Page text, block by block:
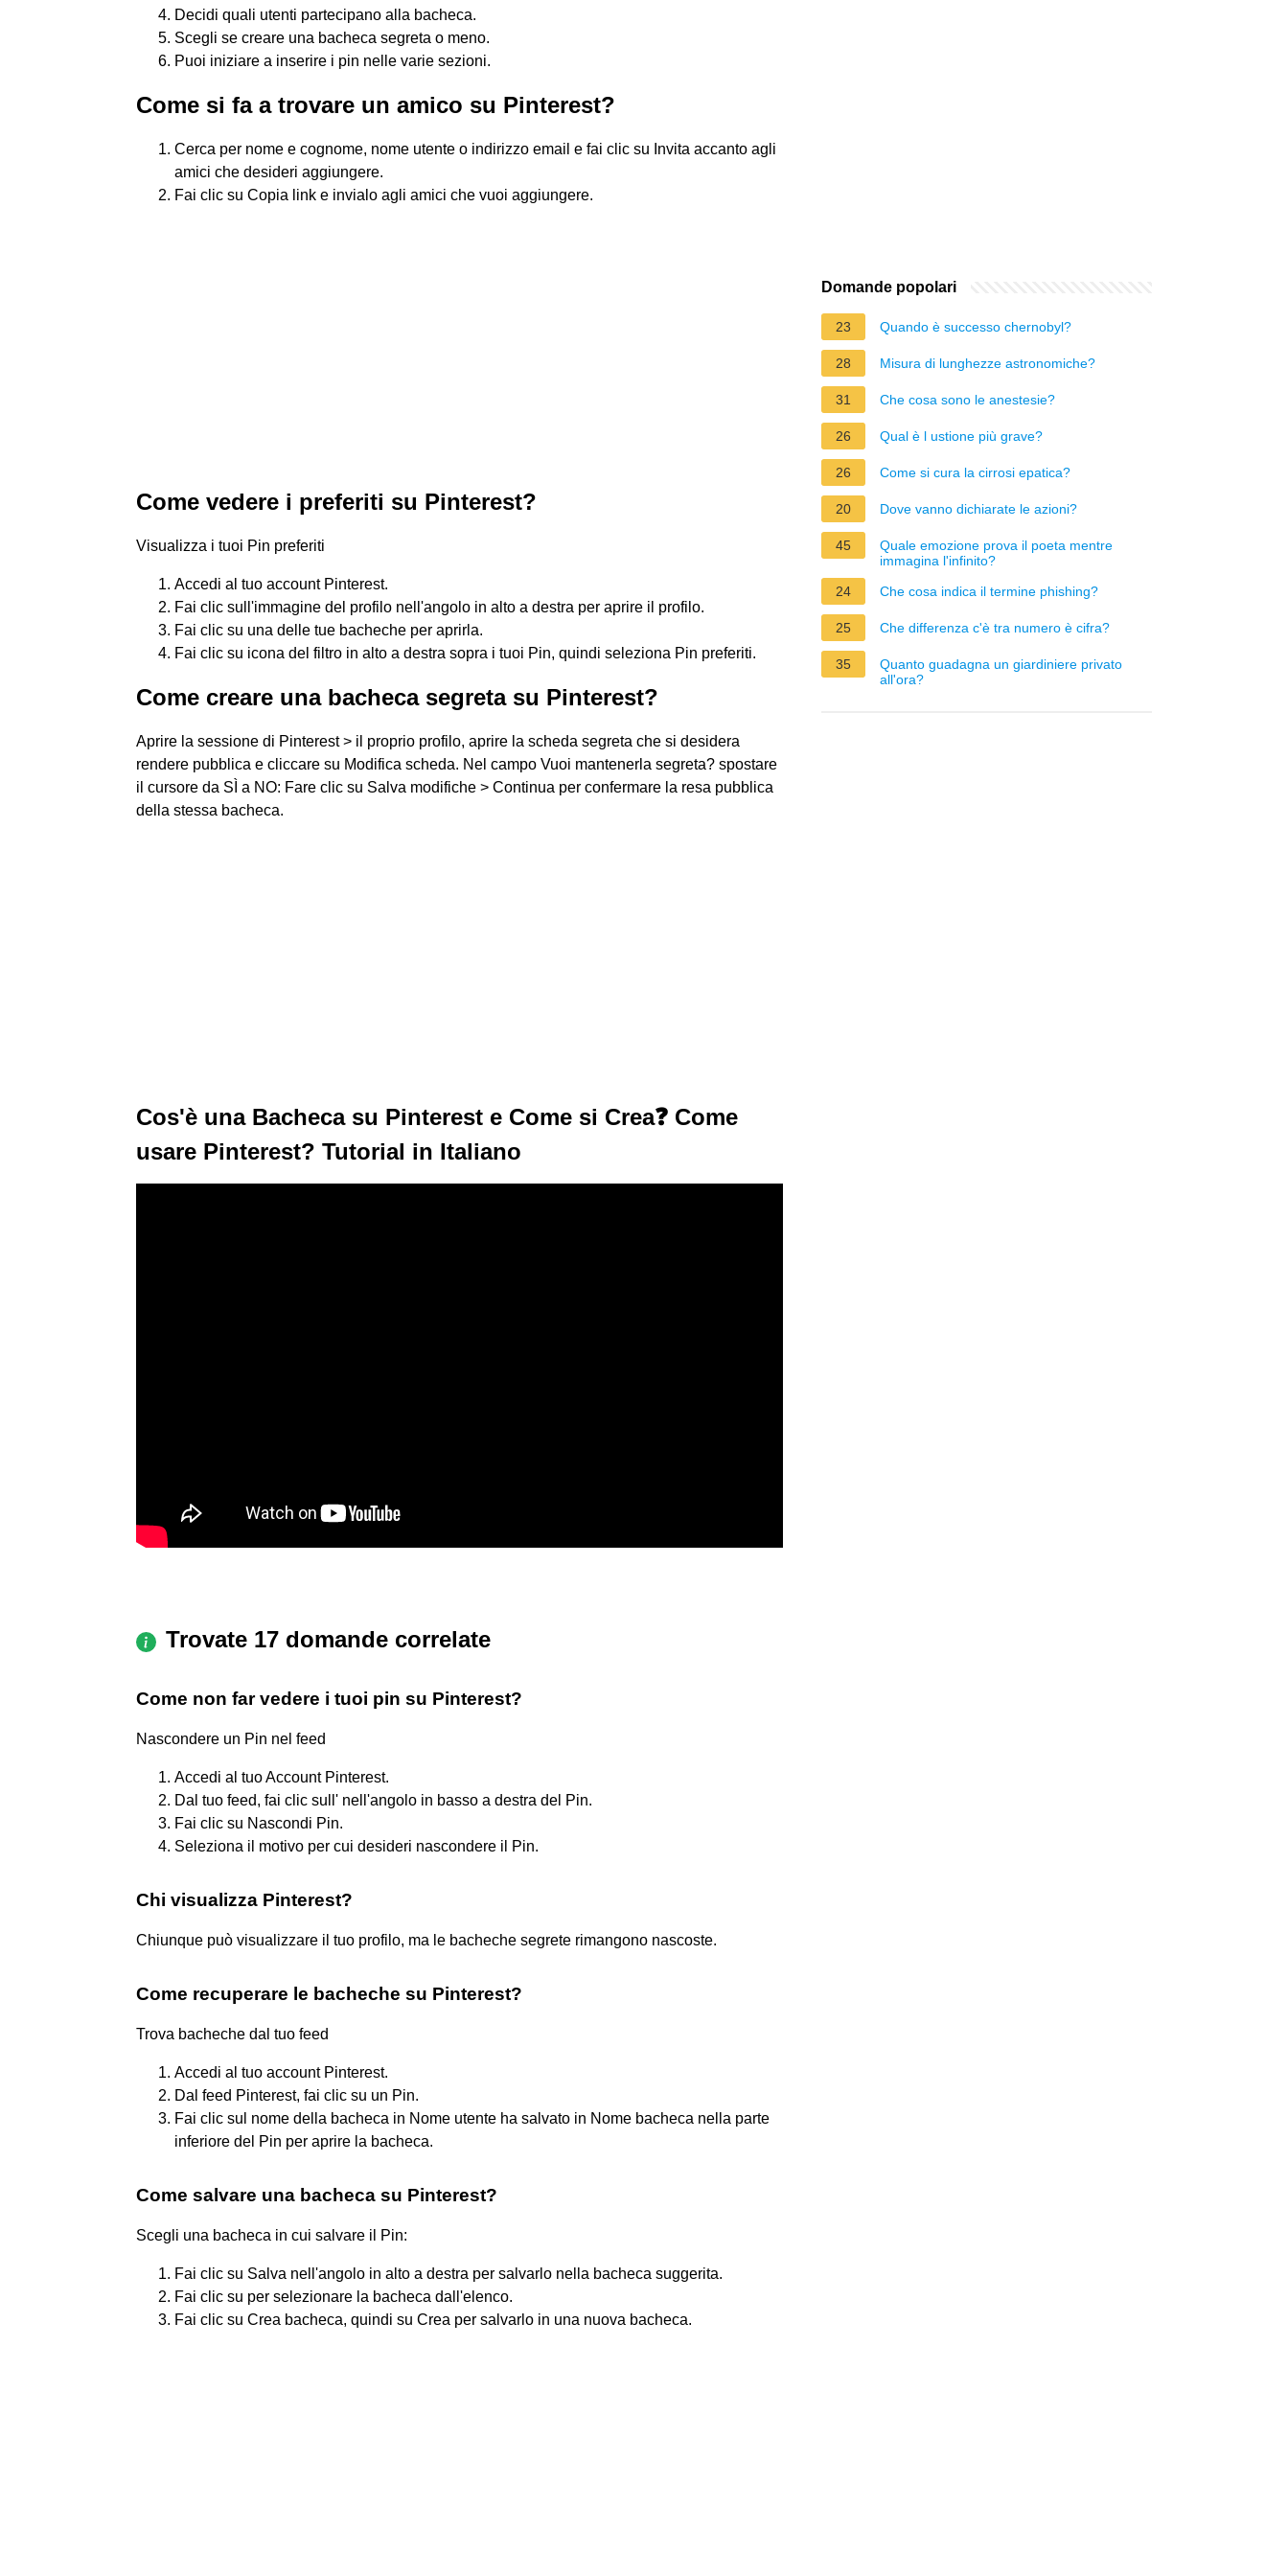
Decidi quali utenti partecipano alla bacheca.
Scegli se creare una bacheca segreta o meno.
Puoi iniziare a inserire i pin nelle varie sezioni.
Come si fa a trovare un amico su Pinterest?
Cerca per nome e cognome, nome utente o indirizzo email e fai clic su Invita accanto agli
amici che desideri aggiungere.
Fai clic su Copia link e invialo agli amici che vuoi aggiungere.
Come vedere i preferiti su Pinterest?
Visualizza i tuoi Pin preferiti
Accedi al tuo account Pinterest.
Fai clic sull'immagine del profilo nell'angolo in alto a destra per aprire il profilo.
Fai clic su una delle tue bacheche per aprirla.
Fai clic su icona del filtro in alto a destra sopra i tuoi Pin, quindi seleziona Pin preferiti.
Come creare una bacheca segreta su Pinterest?
Aprire la sessione di Pinterest > il proprio profilo, aprire la scheda segreta che si desidera
rendere pubblica e cliccare su Modifica scheda. Nel campo Vuoi mantenerla segreta? spostare
il cursore da SÌ a NO: Fare clic su Salva modifiche > Continua per confermare la resa pubblica
della stessa bacheca.
Cos'è una Bacheca su Pinterest e Come si Crea❓ Come
usare Pinterest? Tutorial in Italiano
Trovate 17 domande correlate
Come non far vedere i tuoi pin su Pinterest?
Nascondere un Pin nel feed
Accedi al tuo Account Pinterest.
Dal tuo feed, fai clic sull' nell'angolo in basso a destra del Pin.
Fai clic su Nascondi Pin.
Seleziona il motivo per cui desideri nascondere il Pin.
Chi visualizza Pinterest?
Chiunque può visualizzare il tuo profilo, ma le bacheche segrete rimangono nascoste.
Come recuperare le bacheche su Pinterest?
Trova bacheche dal tuo feed
Accedi al tuo account Pinterest.
Dal feed Pinterest, fai clic su un Pin.
Fai clic sul nome della bacheca in Nome utente ha salvato in Nome bacheca nella parte
inferiore del Pin per aprire la bacheca.
Come salvare una bacheca su Pinterest?
Scegli una bacheca in cui salvare il Pin:
Fai clic su Salva nell'angolo in alto a destra per salvarlo nella bacheca suggerita.
Fai clic su per selezionare la bacheca dall'elenco.
Fai clic su Crea bacheca, quindi su Crea per salvarlo in una nuova bacheca.
Domande popolari
23 Quando è successo chernobyl?
28 Misura di lunghezze astronomiche?
31 Che cosa sono le anestesie?
26 Qual è l ustione più grave?
26 Come si cura la cirrosi epatica?
20 Dove vanno dichiarate le azioni?
45
Quale emozione prova il poeta mentre
immagina l'infinito?
24
Che cosa indica il termine phishing?
25 Che differenza c'è tra numero è cifra?
35
Quanto guadagna un giardiniere privato
all'ora?